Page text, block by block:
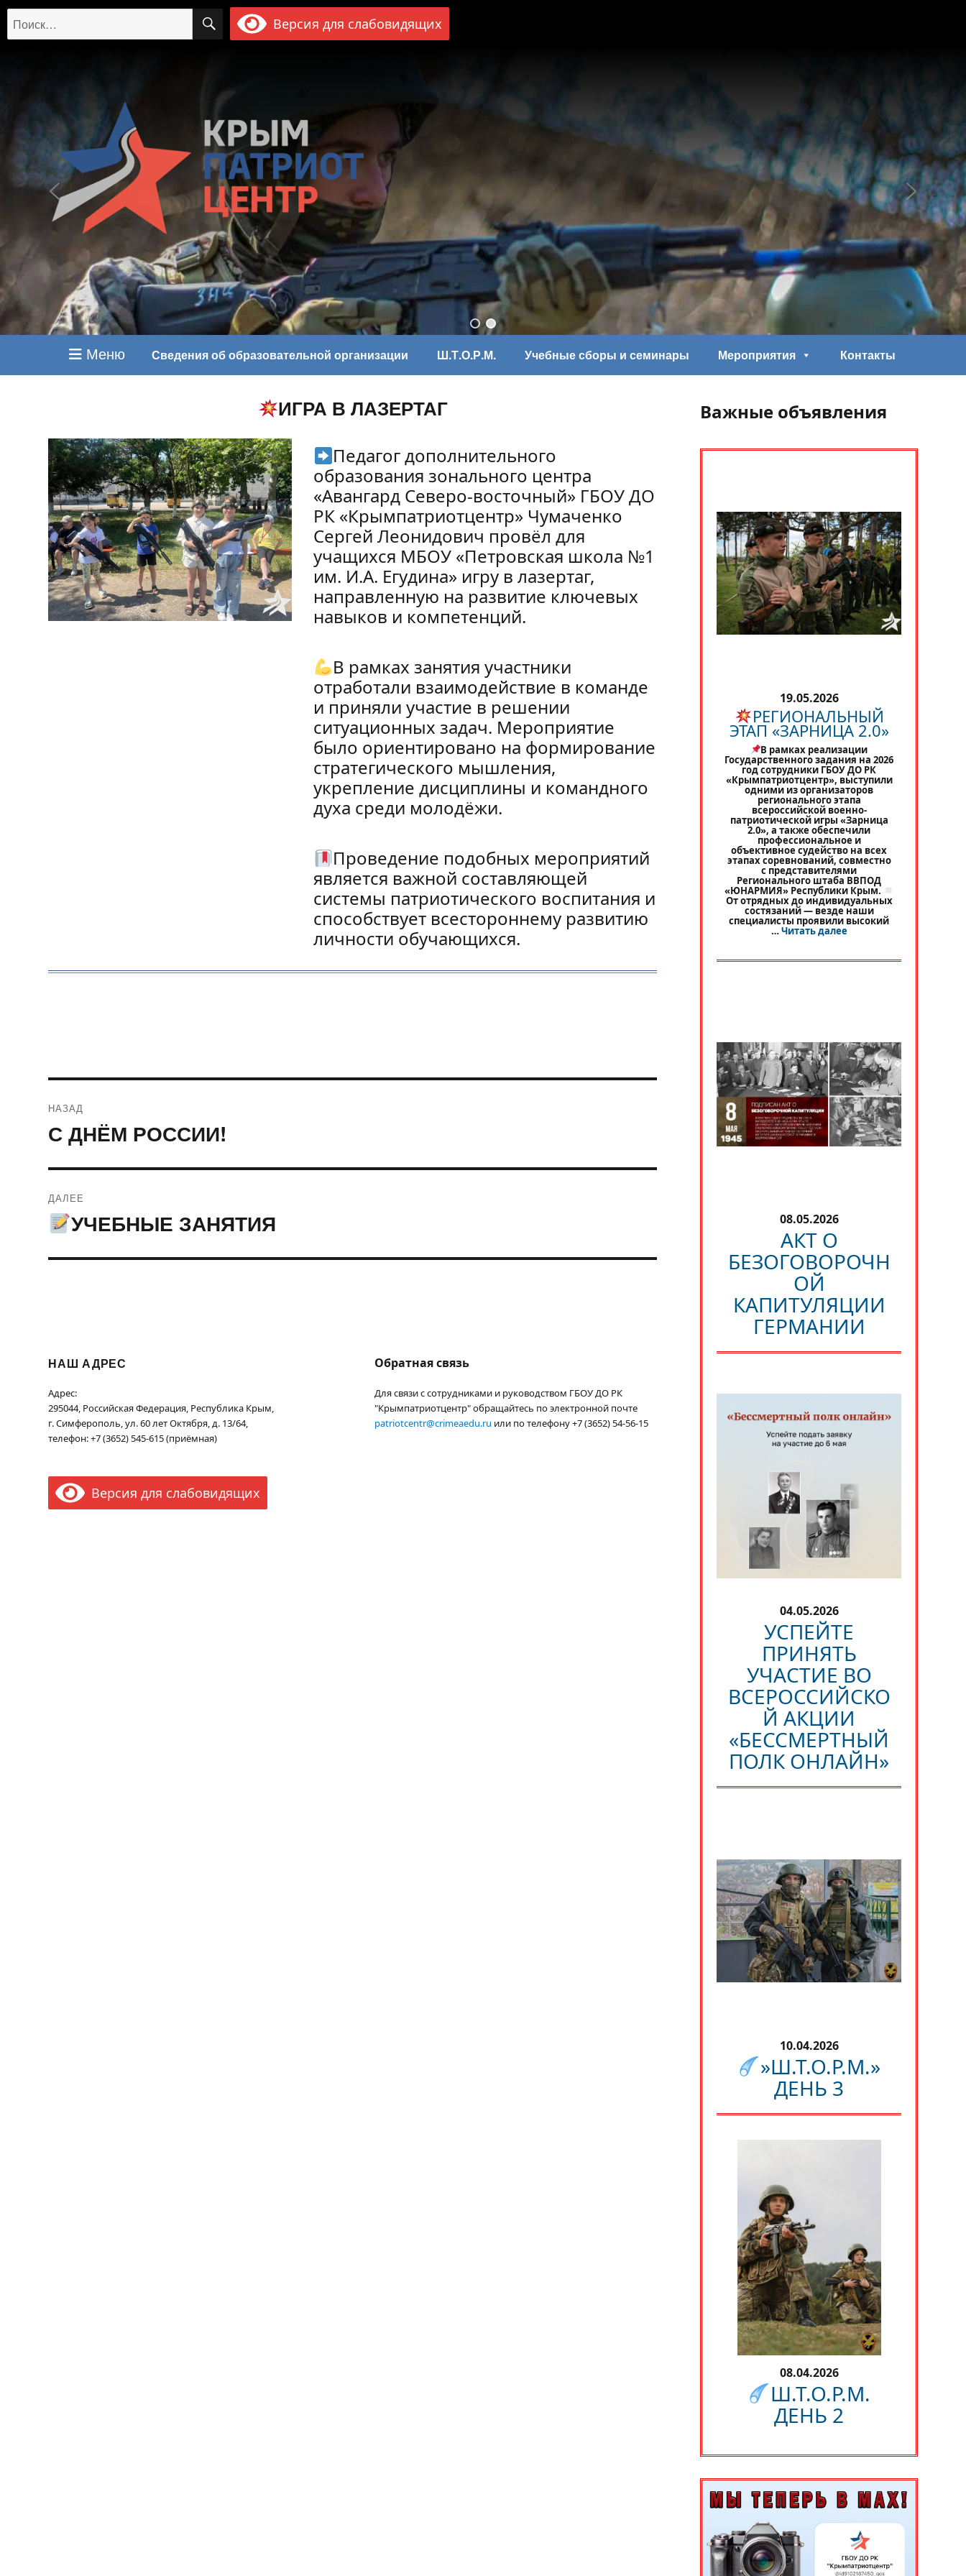
Искать: ПОИСК
Версия для слабовидящих
Меню Сведения об образовательной организации Ш.Т.О.Р.М. Учебные сборы и семинары Мероприятия Контакты
ИГРА В ЛАЗЕРТАГ
Педагог дополнительного
образования зонального центра
«Авангард Северо-восточный» ГБОУ ДО
РК «Крымпатриотцентр» Чумаченко
Сергей Леонидович провёл для
учащихся МБОУ «Петровская школа №1
им. И.А. Егудина» игру в лазертаг,
направленную на развитие ключевых
навыков и компетенций.
В рамках занятия участники
отработали взаимодействие в команде
и приняли участие в решении
ситуационных задач. Мероприятие
было ориентировано на формирование
стратегического мышления,
укрепление дисциплины и командного
духа среди молодёжи.
Проведение подобных мероприятий
является важной составляющей
системы патриотического воспитания и
способствует всестороннему развитию
личности обучающихся.
по
НАЗАД
Предыдущая
запись:
С ДНЁМ РОССИИ!
ДАЛЕЕ
Следующая
УЧЕБНЫЕ ЗАНЯТИЯ
НАШ АДРЕС
Адрес:
295044, Российская Федерация, Республика Крым,
г. Симферополь, ул. 60 лет Октября, д. 13/64,
телефон: +7 (3652) 545-615 (приёмная)
Версия для слабовидящих
Обратная связь
Для связи с сотрудниками и руководством ГБОУ ДО РК
"Крымпатриотцентр" обращайтесь по электронной почте
patriotcentr@crimeaedu.ru или по телефону +7 (3652) 54-56-15
Важные объявления
19.05.2026
РЕГИОНАЛЬНЫЙ
ЭТАП «ЗАРНИЦА 2.0»
В рамках реализации
Государственного задания на 2026
год сотрудники ГБОУ ДО РК
«Крымпатриотцентр», выступили
одними из организаторов
регионального этапа
всероссийской военно-
патриотической игры «Зарница
2.0», а также обеспечили
профессиональное и
объективное судейство на всех
этапах соревнований, совместно
с представителями
Регионального штаба ВВПОД
«ЮНАРМИЯ» Республики Крым.
От отрядных до индивидуальных
состязаний — везде наши
специалисты проявили высокий
…Читать далее«
08.05.2026
АКТ О
БЕЗОГОВОРОЧН
ОЙ
КАПИТУЛЯЦИИ
ГЕРМАНИИ
04.05.2026
УСПЕЙТЕ
ПРИНЯТЬ
УЧАСТИЕ ВО
ВСЕРОССИЙСКО
Й АКЦИИ
«БЕССМЕРТНЫЙ
ПОЛК ОНЛАЙН»
10.04.2026
»Ш.Т.О.Р.М.»
ДЕНЬ 3
08.04.2026
Ш.Т.О.Р.М.
ДЕНЬ 2